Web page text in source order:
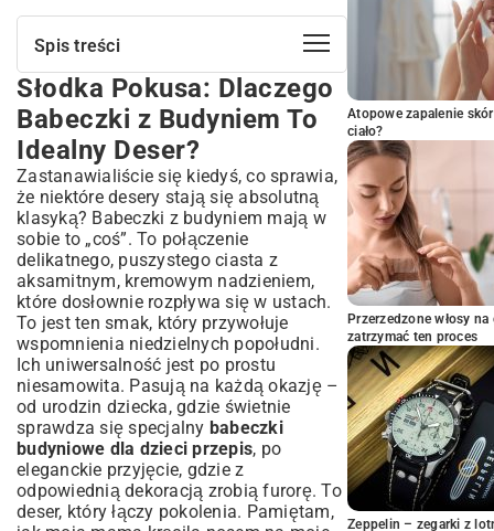
Spis treści
Słodka Pokusa: Dlaczego Babeczki z
Budyniem To Idealny Deser?
Klasyczny Przepis na Babeczki z
Budyniem: Krok po Kroku do Perfekcji
Niezbędne Składniki – Co Musisz Mieć w
Kuchni?
Przygotowanie Idealnego Ciasta – Sekrety
Puszystości
Budyniowe Nadzienie – Jak Uzyskać
Kremową Konsystencję?
Montaż i Pieczenie – Ostatnie Szlify Przed
Degustacją
Pomysły na Wariacje – Odkryj Nowe
Smaki Babeczek Budyniowych
Babeczki z Budyniem Czekoladowym –
Podwójna Przyjemność
Egzotyczne Owocowe Akcenty w
Babeczkach
Wersje Bezglutenowe i Wegańskie –
Babeczki dla Każdego
Słodka Pokusa: Dlaczego
Babeczki z Budyniem To
Idealny Deser?
Zastanawialiście się kiedyś, co sprawia,
że niektóre desery stają się absolutną
klasyką? Babeczki z budyniem mają w
sobie to „coś”. To połączenie
delikatnego, puszystego ciasta z
aksamitnym, kremowym nadzieniem,
które dosłownie rozpływa się w ustach.
To jest ten smak, który przywołuje
wspomnienia niedzielnych popołudni.
Ich uniwersalność jest po prostu
niesamowita. Pasują na każdą okazję –
od urodzin dziecka, gdzie świetnie
sprawdza się specjalny babeczki
budyniowe dla dzieci przepis, po
eleganckie przyjęcie, gdzie z
odpowiednią dekoracją zrobią furorę. To
deser, który łączy pokolenia. Pamiętam,
Atopowe zapalenie
ciało?
Przerzedzone włosy
zatrzymać ten proces
Zeppelin – zegarki z